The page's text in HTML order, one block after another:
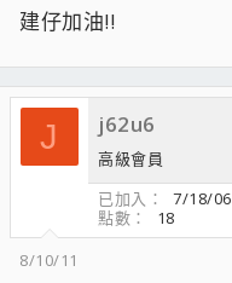
建仔加油!!
J j62u6
高級會員
已加入
7/18/06
點數
18
8/10/11